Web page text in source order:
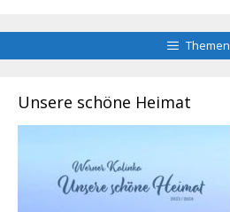
Themen
Unsere schöne Heimat